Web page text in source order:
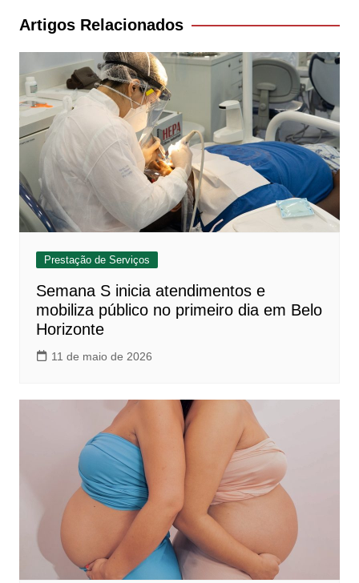
Post
Artigos Relacionados
Prestação de Serviços
Semana S inicia atendimentos e
mobiliza público no primeiro dia em Belo
Horizonte
11 de maio de 2026